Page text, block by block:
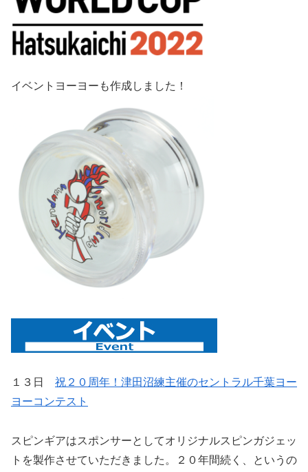
イベントヨーヨーも作成しました！
１３日 祝２０周年！津田沼練主催のセントラル千葉ヨー
ヨーコンテスト
スピンギアはスポンサーとしてオリジナルスピンガジェッ
トを製作させていただきました。２０年間続く、というの